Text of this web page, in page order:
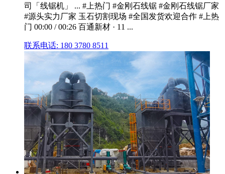
司「线锯机」 ... #上热门 #金刚石线锯 #金刚石线锯厂家
#源头实力厂家 玉石切割现场 #全国发货欢迎合作 #上热
门 00:00 / 00:26 百通新材 · 11 ...
联系电话: 180 3780 8511